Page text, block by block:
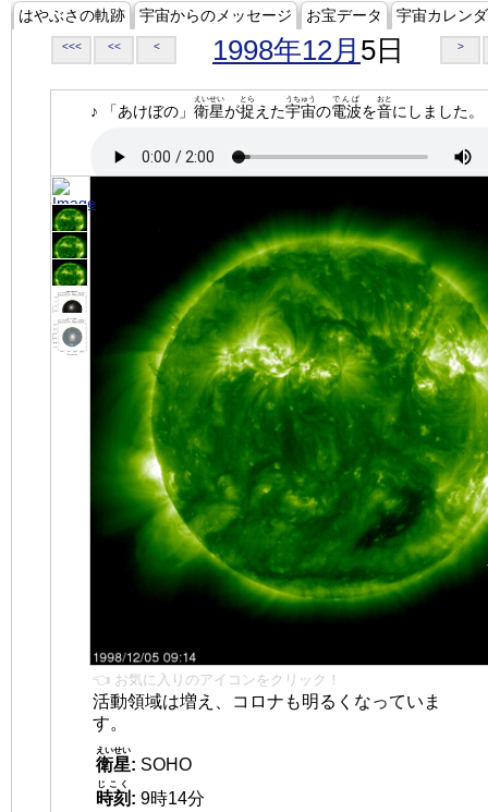
はやぶさの軌跡 宇宙からのメッセージ お宝データ 宇宙カレン
<<< << < 1998年12月 5日 >
♪ 「あけぼの」 衛星
えいせい
が捉
とら
えた宇宙
うちゅう
の電波
でんぱ
を音
おと
にしました。
👈 お気に入りのアイコンをクリック！
活動領域は増え、コロナも明るくなっていま
す。
衛星
えいせい
: SOHO
時刻
じこく
: 9時14分